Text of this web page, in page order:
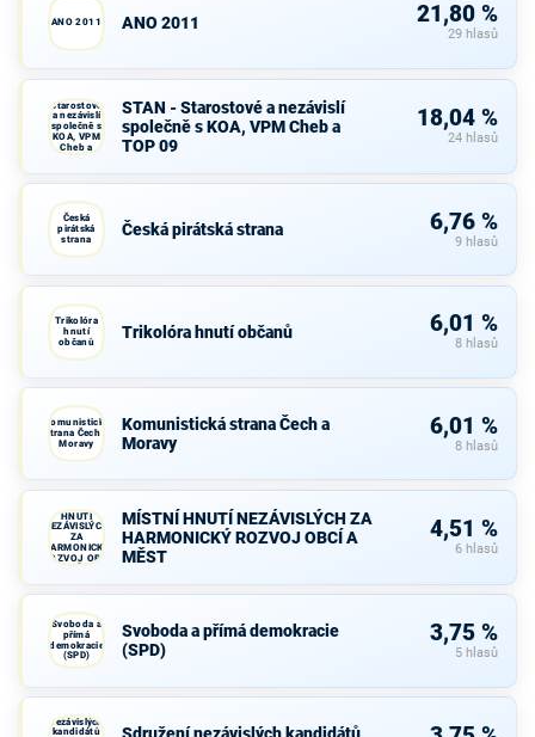
ANO 2011 ANO 2011 21,80 %
29 hlasů
Starostové
a nezávislí
společně s
KOA, VPM
Cheb a
TOP 09
STAN - Starostové a nezávislí
společně s KOA, VPM Cheb a
TOP 09
18,04 %
24 hlasů
Česká
pirátská
strana
Česká pirátská strana 6,76 %
9 hlasů
Trikolóra
hnutí
občanů
Trikolóra hnutí občanů 6,01 %
8 hlasů
Komunistická
strana Čech a
Moravy
Komunistická strana Čech a
Moravy
6,01 %
8 hlasů
HNUTÍ
NEZÁVISLÝCH
ZA
HARMONICKÝ
ROZVOJ OBCÍ
A MĚST
MÍSTNÍ HNUTÍ NEZÁVISLÝCH ZA
HARMONICKÝ ROZVOJ OBCÍ A
MĚST
4,51 %
6 hlasů
Svoboda a
přímá
demokracie
(SPD)
Svoboda a přímá demokracie
(SPD)
3,75 %
5 hlasů
nezávislých
kandidátů